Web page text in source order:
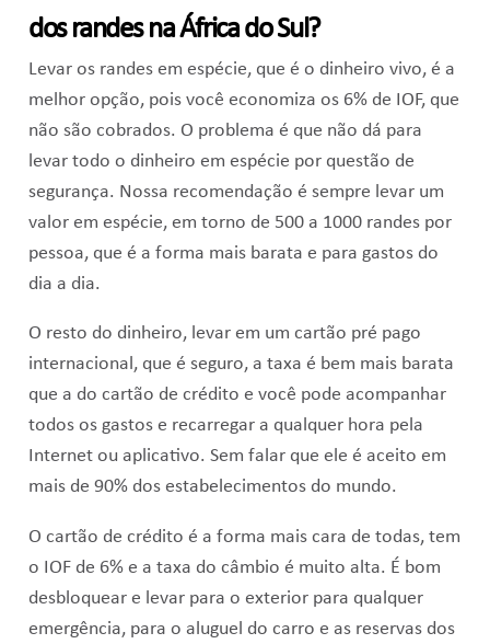
dos randes na África do Sul?
Levar os randes em espécie, que é o dinheiro vivo, é a
melhor opção, pois você economiza os 6% de IOF, que
não são cobrados. O problema é que não dá para
levar todo o dinheiro em espécie por questão de
segurança. Nossa recomendação é sempre levar um
valor em espécie, em torno de 500 a 1000 randes por
pessoa, que é a forma mais barata e para gastos do
dia a dia.
O resto do dinheiro, levar em um cartão pré pago
internacional, que é seguro, a taxa é bem mais barata
que a do cartão de crédito e você pode acompanhar
todos os gastos e recarregar a qualquer hora pela
Internet ou aplicativo. Sem falar que ele é aceito em
mais de 90% dos estabelecimentos do mundo.
O cartão de crédito é a forma mais cara de todas, tem
o IOF de 6% e a taxa do câmbio é muito alta. É bom
desbloquear e levar para o exterior para qualquer
emergência, para o aluguel do carro e as reservas dos